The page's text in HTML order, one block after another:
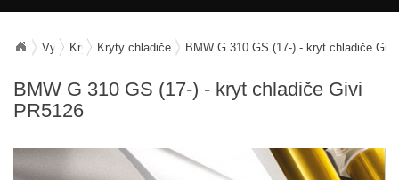
Vybavení motocyklu
Kryty a mřížky
Kryty chladiče BMW G 310 GS (17-) - kryt chladiče Givi
BMW G 310 GS (17-) - kryt chladiče Givi
PR5126